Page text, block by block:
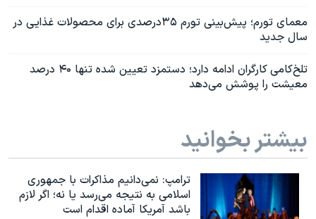
معمای تورم؛ پیش‌بینی تورم ۳۵درصدی برای محصولات غذایی در
سال جدید
تلخ‌کامی کارگران ادامه دارد؛ دستمزد تعیین شده تنها ۴۰ درصد
معیشت را پوشش می‌دهد
بیشتر بخوانید
ترامپ: نمی‌دانیم مذاکرات با جمهوری
اسلامی به نتیجه می‌رسد یا نه؛ اگر لازم
باشد آمریکا آماده اقدام است